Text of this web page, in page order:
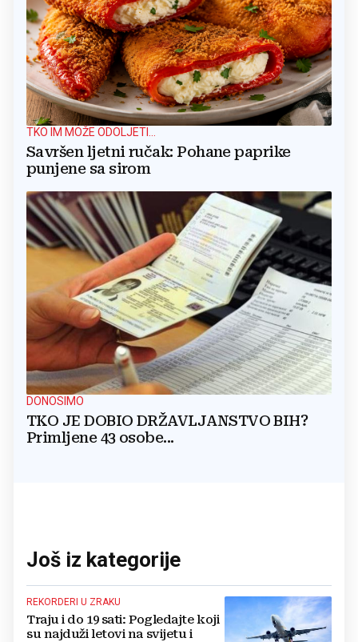
TKO IM MOŽE ODOLJETI...
Savršen ljetni ručak: Pohane paprike
punjene sa sirom
DONOSIMO
TKO JE DOBIO DRŽAVLJANSTVO BIH?
Primljene 43 osobe...
Još iz kategorije
REKORDERI U ZRAKU
Traju i do 19 sati: Pogledajte koji
su najduži letovi na svijetu i